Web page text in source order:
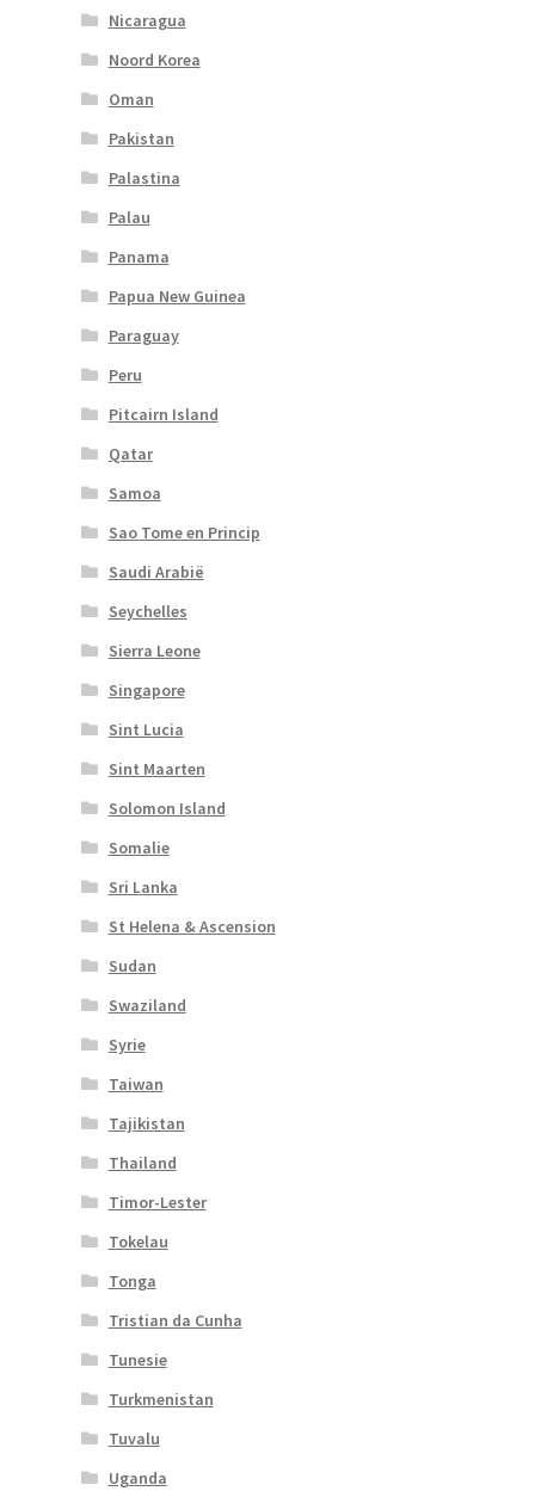
Nicaragua
Noord Korea
Oman
Pakistan
Palastina
Palau
Panama
Papua New Guinea
Paraguay
Peru
Pitcairn Island
Qatar
Samoa
Sao Tome en Princip
Saudi Arabië
Seychelles
Sierra Leone
Singapore
Sint Lucia
Sint Maarten
Solomon Island
Somalie
Sri Lanka
St Helena & Ascension
Sudan
Swaziland
Syrie
Taiwan
Tajikistan
Thailand
Timor-Lester
Tokelau
Tonga
Tristian da Cunha
Tunesie
Turkmenistan
Tuvalu
Uganda